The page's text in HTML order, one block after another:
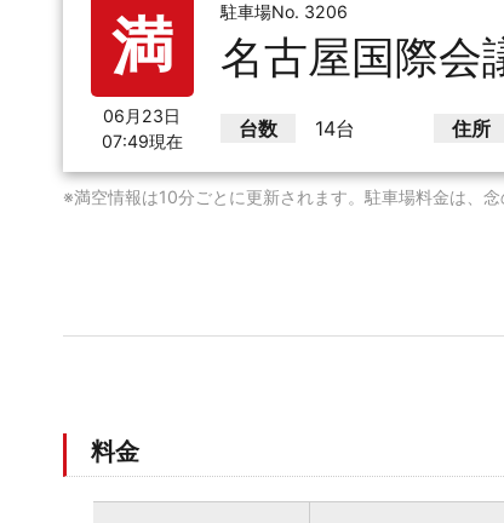
満
06月23日
07:49現在
駐車場No. 3206
名古屋国際会
台数 14台 住所
※満空情報は10分ごとに更新されます。駐車場料金は、
料金